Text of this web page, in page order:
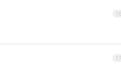
16
17